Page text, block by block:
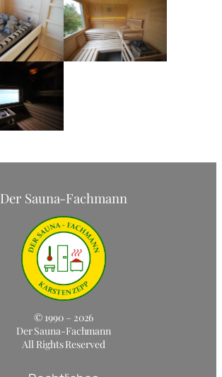
Der Sauna-Fachmann
© 1990 – 2026
Der Sauna-Fachmann
All Rights Reserved